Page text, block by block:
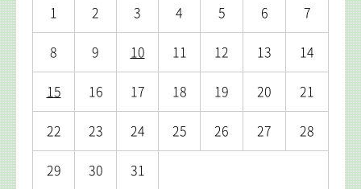
1 2 3 4 5 6 7
8 9 10 11 12 13 14
15 16 17 18 19 20 21
22 23 24 25 26 27 28
29 30 31